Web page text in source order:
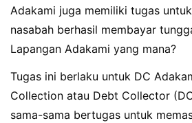
Adakami juga memiliki tugas
nasabah berhasil membayar
Lapangan Adakami yang mana?
Tugas ini berlaku untuk DC
Collection atau Debt Collector
sama-sama bertugas untuk